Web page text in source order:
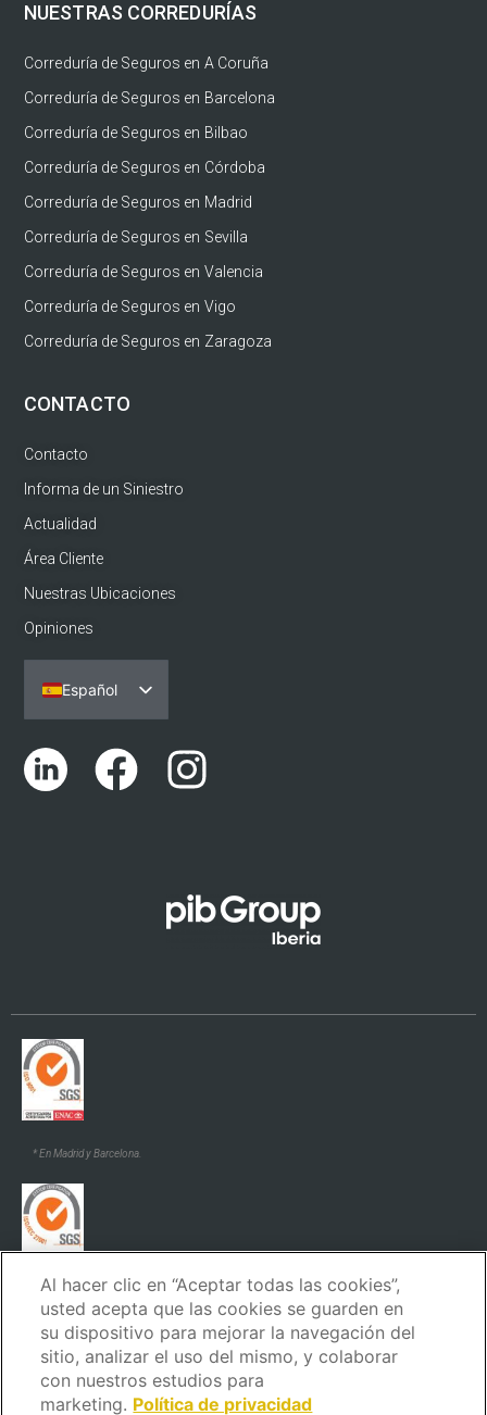
NUESTRAS CORREDURÍAS
Correduría de Seguros en A Coruña
Correduría de Seguros en Barcelona
Correduría de Seguros en Bilbao
Correduría de Seguros en Córdoba
Correduría de Seguros en Madrid
Correduría de Seguros en Sevilla
Correduría de Seguros en Valencia
Correduría de Seguros en Vigo
Correduría de Seguros en Zaragoza
CONTACTO
Contacto
Informa de un Siniestro
Actualidad
Área Cliente
Nuestras Ubicaciones
Opiniones
Español
Português
English (UK)
* En Madrid y Barcelona.
Al hacer clic en “Aceptar todas las cookies”,
usted acepta que las cookies se guarden en
su dispositivo para mejorar la navegación del
sitio, analizar el uso del mismo, y colaborar
con nuestros estudios para
marketing. Política de privacidad